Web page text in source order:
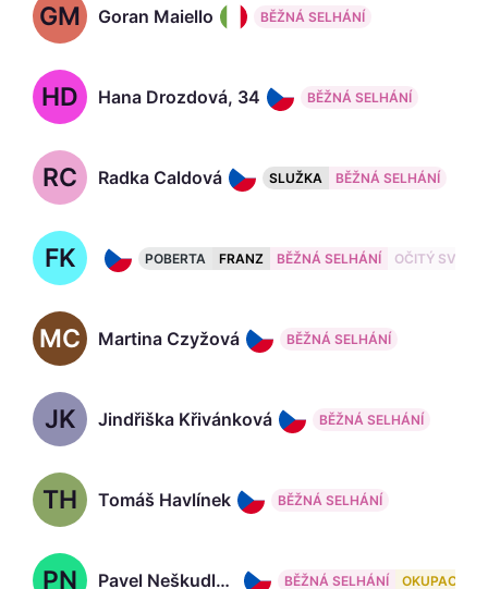
GM Goran Maiello BĚŽNÁ SELHÁNÍ
HD Hana Drozdová, 34 BĚŽNÁ SELHÁNÍ
RC Radka Caldová SLUŽKA BĚŽNÁ SELHÁNÍ
FK Filip Kaňkovský, 41
POBERTA FRANZ BĚŽNÁ SELHÁNÍ OČITÝ
MC Martina Czyžová BĚŽNÁ SELHÁNÍ
JK Jindřiška Křivánková BĚŽNÁ SELHÁNÍ
TH Tomáš Havlínek BĚŽNÁ SELHÁNÍ
PN Pavel Neškudla, 36 BĚŽNÁ SELHÁNÍ OKUPACE